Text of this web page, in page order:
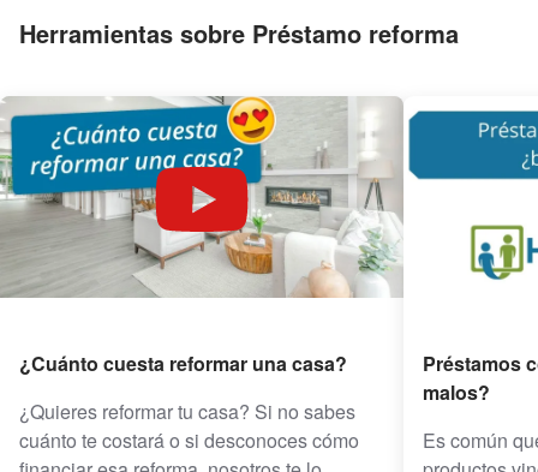
Herramientas sobre Préstamo reforma
¿Cuánto cuesta reformar una casa?
¿Quieres reformar tu casa? Si no sabes
cuánto te costará o si desconoces cómo
Préstamos
malos?
Es común